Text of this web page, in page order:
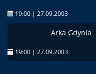
19:00 | 27.09.2003
Arka Gdynia
19:00 | 27.09.2003